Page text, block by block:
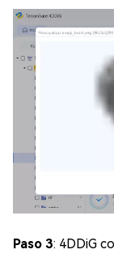
Paso 3: 4DDiG